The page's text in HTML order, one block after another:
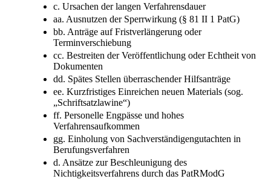
c. Ursachen der langen Verfahrensdauer
aa. Ausnutzen der Sperrwirkung (§ 81 II 1 PatG)
bb. Anträge auf Fristverlängerung oder
Terminverschiebung
cc. Bestreiten der Veröffentlichung oder Echtheit von
Dokumenten
dd. Spätes Stellen überraschender Hilfsanträge
ee. Kurzfristiges Einreichen neuen Materials (sog.
„Schriftsatzlawine“)
ff. Personelle Engpässe und hohes
Verfahrensaufkommen
gg. Einholung von Sachverständigengutachten in
Berufungsverfahren
d. Ansätze zur Beschleunigung des
Nichtigkeitsverfahrens durch das PatRModG